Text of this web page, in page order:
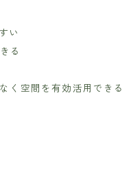
い
る
く空間を有効活用できる